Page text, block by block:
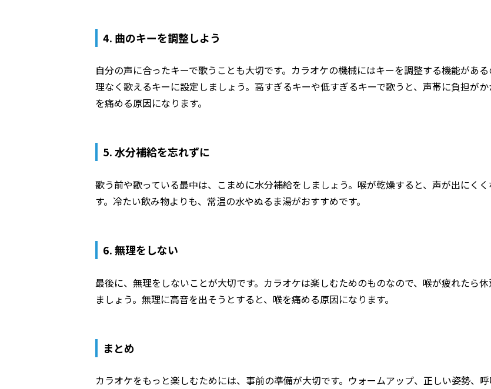
4. 曲のキーを調整しよう
自分の声に合ったキーで歌うことも大切です。カラオケの機械にはキーを調整する機能があ
理なく歌えるキーに設定しましょう。高すぎるキーや低すぎるキーで歌うと、声帯に負担が
を痛める原因になります。
5. 水分補給を忘れずに
歌う前や歌っている最中は、こまめに水分補給をしましょう。喉が乾燥すると、声が出にくく
す。冷たい飲み物よりも、常温の水やぬるま湯がおすすめです。
6. 無理をしない
最後に、無理をしないことが大切です。カラオケは楽しむためのものなので、喉が疲れたら休
ましょう。無理に高音を出そうとすると、喉を痛める原因になります。
まとめ
カラオケをもっと楽しむためには、事前の準備が大切です。ウォームアップ、正しい姿勢、